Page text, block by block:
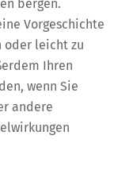
bergen.
Vorgeschichte
oder leicht zu
Ihren
wenn Sie
andere